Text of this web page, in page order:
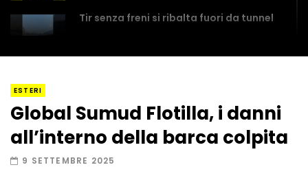
Tir senza freni si ribalta fuori da tunnel
Amiocuggino fa saltare in aria il drone
ESTERI
Global Sumud Flotilla, i danni
all’interno della barca colpita
9 SETTEMBRE 2025